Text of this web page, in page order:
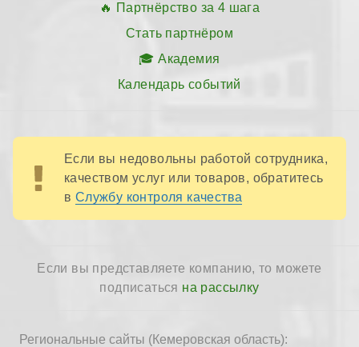
Партнёрство за 4 шага
Стать партнёром
Академия
Календарь событий
Если вы недовольны работой сотрудника,
качеством услуг или товаров, обратитесь
в Службу контроля качества
Если вы представляете компанию, то можете
подписаться на рассылку
Региональные сайты (Кемеровская область):